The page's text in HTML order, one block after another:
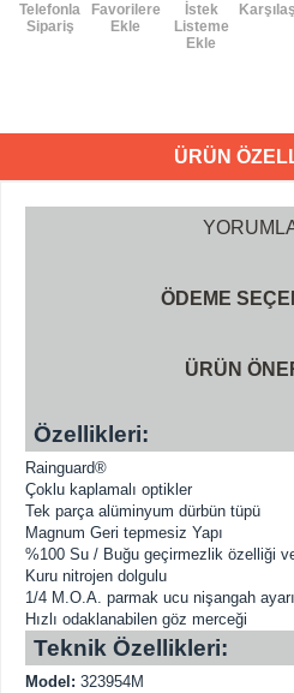
Telefonla
Sipariş
Favorilere
Ekle
İstek
Listeme
Ekle
ÜRÜN
ÖDEME
ÜRÜN
Özellikleri:
Rainguard®
Çoklu kaplamalı optikler
Tek parça alüminyum dürbün tüpü
Magnum Geri tepmesiz Yapı
%100 Su / Buğu geçirmezlik özelliği
Kuru nitrojen dolgulu
1/4 M.O.A. parmak ucu nişangah
Hızlı odaklanabilen göz merceği
Teknik Özellikleri:
Model: 323954M